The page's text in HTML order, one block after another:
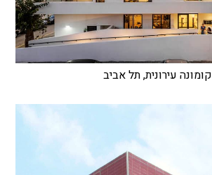
קומונה עירונית, תל אביב